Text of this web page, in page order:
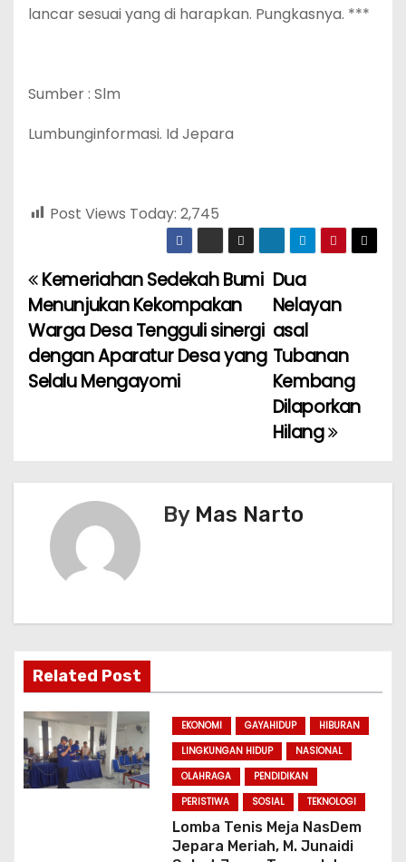
lancar sesuai yang di harapkan. Pungkasnya. ***
Sumber : Slm
Lumbunginformasi. Id Jepara
Post Views Today: 2,745
P
o
s
a
a
t
i
o
n
Dua
Nelayan
asal
Tubanan
Kembang
Dilaporkan
Hilang
Kemeriahan Sedekah Bumi
Menunjukan Kekompakan
Warga Desa Tengguli sinergi
dengan Aparatur Desa yang
Selalu Mengayomi
By Mas Narto
Related Post
EKONOMI GAYAHIDUP
HIBURAN
LINGKUNGAN HIDUP
NASIONAL
OLAHRAGA
PENDIDIKAN
PERISTIWA
SOSIAL TEKNOLOGI
Lomba Tenis Meja NasDem
Jepara Meriah, M. Junaidi